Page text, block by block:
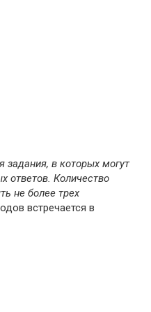
задания, в которых могут
ответов. Количество
не более трех
встречается в